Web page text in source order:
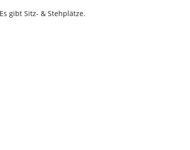
gibt Sitz- & Stehplätze.